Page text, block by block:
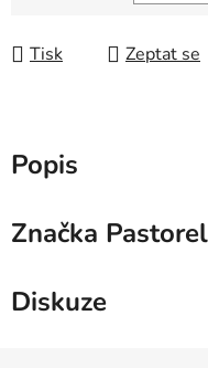
Tisk Zeptat se
Popis
Značka
Diskuze